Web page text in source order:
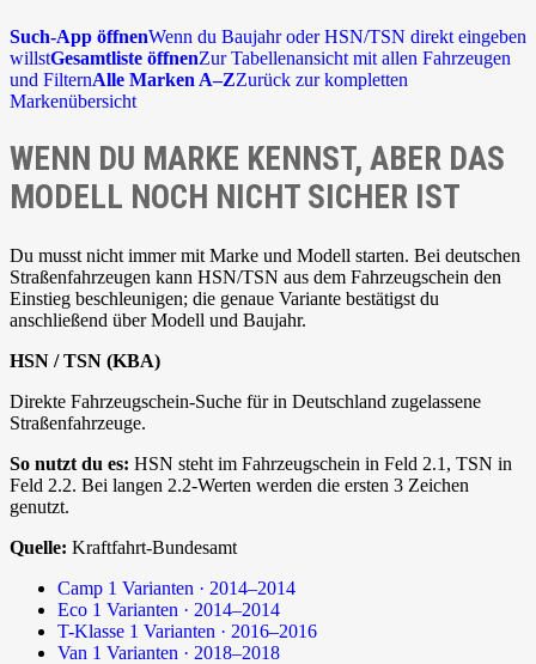
Such-App öffnenWenn du Baujahr oder HSN/TSN direkt eingeben
willstGesamtliste öffnenZur Tabellenansicht mit allen Fahrzeugen
und FilternAlle Marken A–ZZurück zur kompletten
Markenübersicht
WENN DU MARKE KENNST, ABER DAS
MODELL NOCH NICHT SICHER IST
Du musst nicht immer mit Marke und Modell starten. Bei deutschen
Straßenfahrzeugen kann HSN/TSN aus dem Fahrzeugschein den
Einstieg beschleunigen; die genaue Variante bestätigst du
anschließend über Modell und Baujahr.
HSN / TSN (KBA)
Direkte Fahrzeugschein-Suche für in Deutschland zugelassene
Straßenfahrzeuge.
So nutzt du es: HSN steht im Fahrzeugschein in Feld 2.1, TSN in
Feld 2.2. Bei langen 2.2-Werten werden die ersten 3 Zeichen
genutzt.
Quelle: Kraftfahrt-Bundesamt
Camp 1 Varianten · 2014–2014
Eco 1 Varianten · 2014–2014
T-Klasse 1 Varianten · 2016–2016
Van 1 Varianten · 2018–2018